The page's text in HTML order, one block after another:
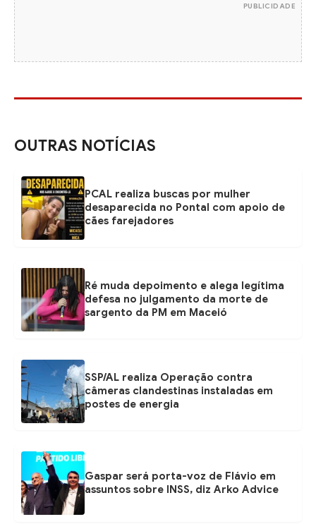
PUBLICIDADE
OUTRAS NOTÍCIAS
PCAL realiza buscas por mulher
desaparecida no Pontal com apoio de
cães farejadores
Ré muda depoimento e alega legítima
defesa no julgamento da morte de
sargento da PM em Maceió
SSP/AL realiza Operação contra
câmeras clandestinas instaladas em
postes de energia
Gaspar será porta-voz de Flávio em
assuntos sobre INSS, diz Arko Advice